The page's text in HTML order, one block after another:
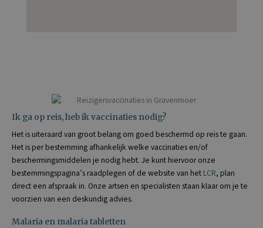
Ik ga op reis, heb ik vaccinaties nodig?
Het is uiteraard van groot belang om goed beschermd op reis te gaan.
Het is per bestemming afhankelijk welke vaccinaties en/of
beschermingsmiddelen je nodig hebt. Je kunt hiervoor onze
bestemmingspagina’s raadplegen of de website van het LCR, plan
direct een afspraak in. Onze artsen en specialisten staan klaar om je te
voorzien van een deskundig advies.
Malaria en malaria tabletten